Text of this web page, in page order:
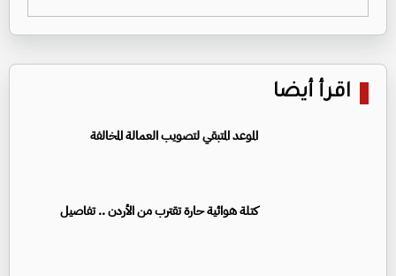
اقرأ أيضا
الموعد المتبقي لتصويب العمالة المخالفة
كتلة هوائية حارة تقترب من الأردن .. تفاصيل